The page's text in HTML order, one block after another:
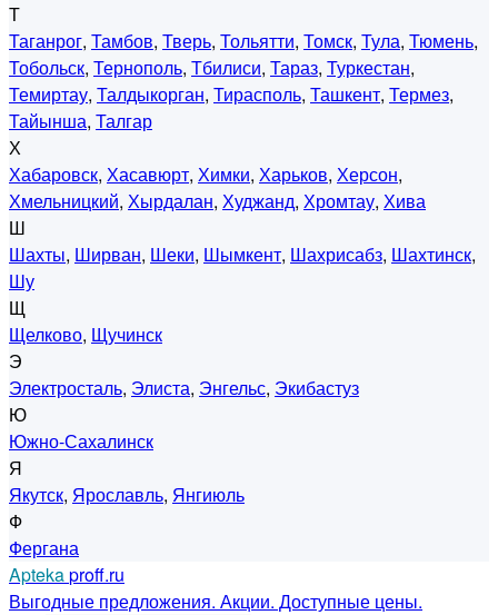
Т
Таганрог, Тамбов, Тверь, Тольятти, Томск, Тула, Тюмень,
Тобольск, Тернополь, Тбилиси, Тараз, Туркестан,
Темиртау, Талдыкорган, Тирасполь, Ташкент, Термез,
Тайынша, Талгар
Х
Хабаровск, Хасавюрт, Химки, Харьков, Херсон,
Хмельницкий, Хырдалан, Худжанд, Хромтау, Хива
Ш
Шахты, Ширван, Шеки, Шымкент, Шахрисабз, Шахтинск,
Шу
Щ
Щелково, Щучинск
Э
Электросталь, Элиста, Энгельс, Экибастуз
Ю
Южно-Сахалинск
Я
Якутск, Ярославль, Янгиюль
Ф
Фергана
Aptekaproff.ru
Выгодные предложения. Акции. Доступные цены.